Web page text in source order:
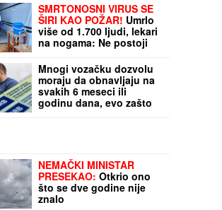
SMRTONOSNI VIRUS SE
ŠIRI KAO POŽAR! Umrlo
više od 1.700 ljudi, lekari
na nogama: Ne postoji
vakcina, ni lek
Mnogi vozačku dozvolu
moraju da obnavljaju na
svakih 6 meseci ili
godinu dana, evo zašto
sve i ko o tome odlučuje
NEMAČKI MINISTAR
PRESEKAO: Otkrio ono
što se dve godine nije
znalo